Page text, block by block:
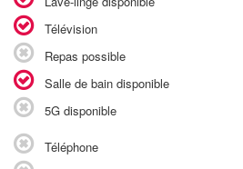
Télévision
Repas possible
Salle de bain disponible
5G disponible
Téléphone